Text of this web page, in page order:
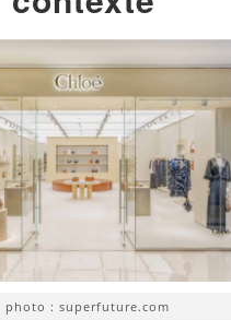
photo : superfuture.com